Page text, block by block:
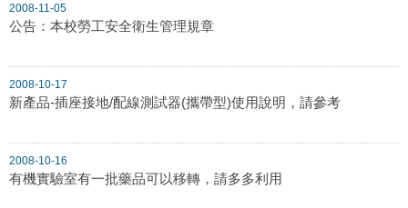
2008-11-05
公告：本校勞工安全衛生管理規章
2008-10-17
新產品-插座接地/配線測試器(攜帶型)使用說明，請參考
2008-10-16
有機實驗室有一批藥品可以移轉，請多多利用